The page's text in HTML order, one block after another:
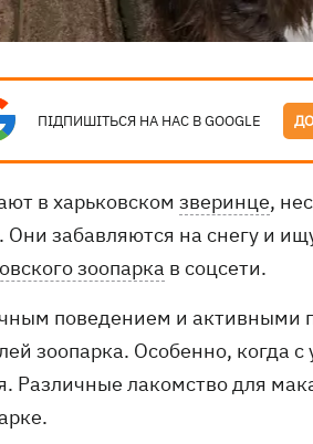
ПІДПИШІТЬСЯ НА НАС В GOOGLE
в харьковском зверинце,
Они забавляются на снегу и
зоопарка в соцсети.
поведением и активными
зоопарка. Особенно, когда с
Различные лакомство для